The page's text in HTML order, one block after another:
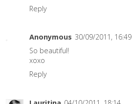
Reply
Anonymous 30/09/2011, 16:49
So beautiful!
xoxo
Reply